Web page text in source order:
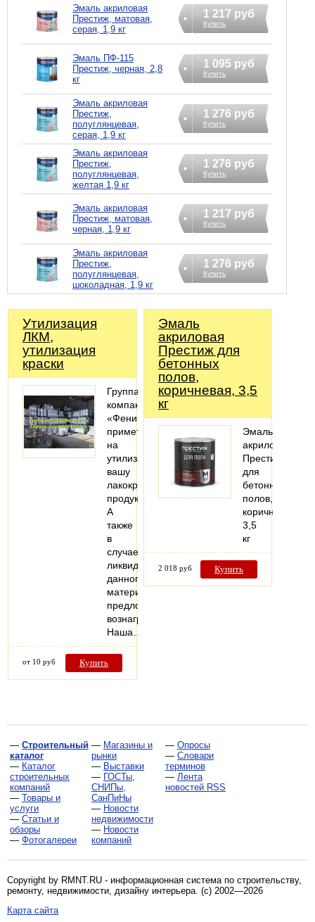
Эмаль акриловая
Престиж, матовая,
серая, 1,9 кг
1 217 руб
Купить
Эмаль ПФ-115
Престиж, черная, 2,8
кг
1 095 руб
Купить
Эмаль акриловая
Престиж,
полуглянцевая,
серая, 1,9 кг
1 276 руб
Купить
Эмаль акриловая
Престиж,
полуглянцевая,
желтая 1,9 кг
1 276 руб
Купить
Эмаль акриловая
Престиж, матовая,
черная, 1,9 кг
1 217 руб
Купить
Эмаль акриловая
Престиж,
полуглянцевая,
шоколадная, 1,9 кг
1 276 руб
Купить
Утилизация
ЛКМ,
утилизация
краски
Группа
компаний
«Феникс»
примет
на
утилизацию
вашу
лакокрасочную
продукцию.
А
также
в
случае
ликвидности
данного
материала
предложит
вознаграждение.
Наша…
от 10 руб Купить
Эмаль
акриловая
Престиж для
бетонных
полов,
коричневая, 3,5
кг
Эмаль
акриловая
Престиж
для
бетонных
полов,
коричневая,
3,5
кг
2 018 руб Купить
— Строительный
каталог
— Каталог
строительных
компаний
— Товары и
услуги
— Статьи и
обзоры
— Фотогалереи
— Магазины и
рынки
— Выставки
— ГОСТы,
СНИПы,
СанПиНы
— Новости
недвижимости
— Новости
компаний
— Опросы
— Словари
терминов
— Лента
новостей RSS
Copyright by RMNT.RU - информационная система по строительству,
ремонту, недвижимости, дизайну интерьера . (c) 2002—2026
Карта сайта